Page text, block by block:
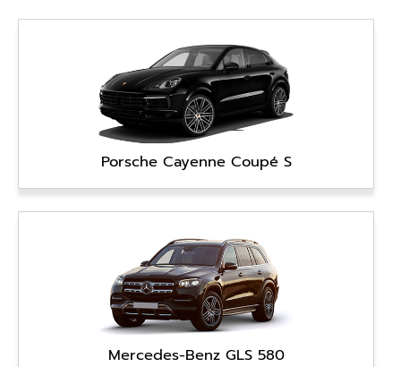
Porsche Cayenne Coupé S
Mercedes-Benz GLS 580